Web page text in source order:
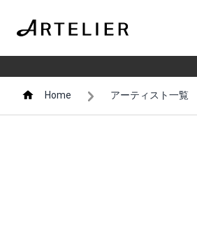
Home アーティスト一覧